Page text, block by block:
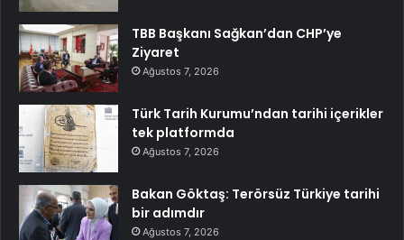
TBB Başkanı Sağkan’dan CHP’ye
Ziyaret
Ağustos 7, 2026
Türk Tarih Kurumu’ndan tarihi içerikler
tek platformda
Ağustos 7, 2026
Bakan Göktaş: Terörsüz Türkiye tarihi
bir adımdır
Ağustos 7, 2026